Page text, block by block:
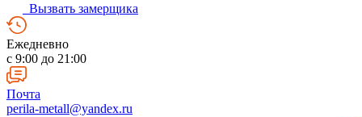
Вызвать замерщика
Ежедневно
c 9:00 до 21:00
Почта
perila-metall@yandex.ru